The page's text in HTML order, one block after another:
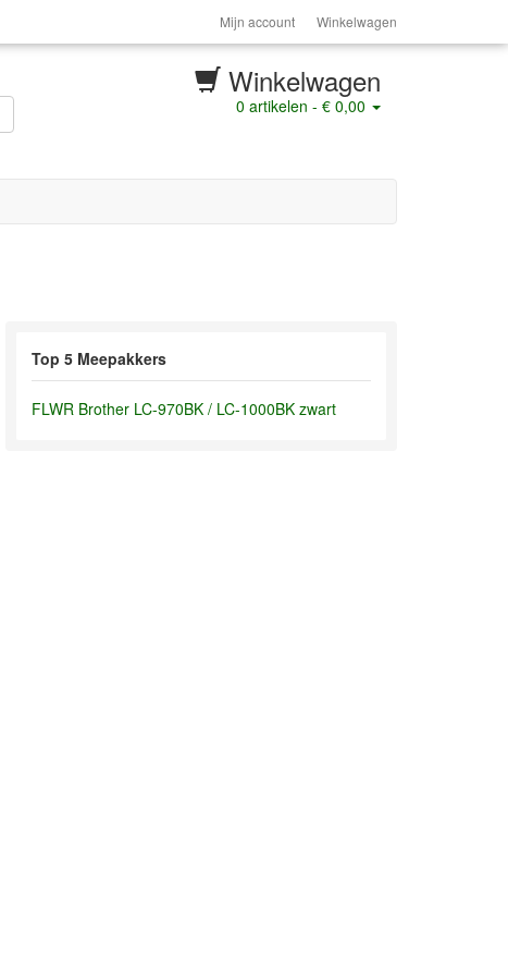
Mijn account Winkelwagen
Winkelwagen
0 artikelen - € 0,00
Top 5 Meepakkers
FLWR Brother LC-970BK / LC-1000BK zwart